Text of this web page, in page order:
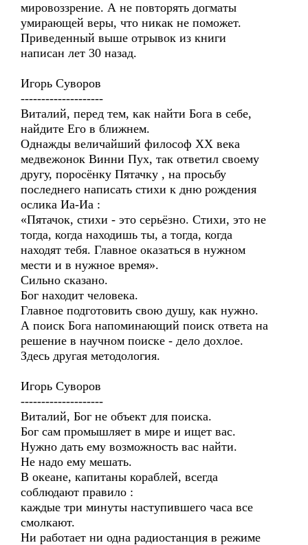
мировоззрение. А не повторять догматы
умирающей веры, что никак не поможет.
Приведенный выше отрывок из книги
написан лет 30 назад.
Игорь Суворов
--------------------
Виталий, перед тем, как найти Бога в себе,
найдите Его в ближнем.
Однажды величайший философ XX века
медвежонок Винни Пух, так ответил своему
другу, поросёнку Пятачку , на просьбу
последнего написать стихи к дню рождения
ослика Иа-Иа :
«Пятачок, стихи - это серьёзно. Стихи, это не
тогда, когда находишь ты, а тогда, когда
находят тебя. Главное оказаться в нужном
мести и в нужное время».
Сильно сказано.
Бог находит человека.
Главное подготовить свою душу, как нужно.
А поиск Бога напоминающий поиск ответа на
решение в научном поиске - дело дохлое.
Здесь другая методология.
Игорь Суворов
--------------------
Виталий, Бог не объект для поиска.
Бог сам промышляет в мире и ищет вас.
Нужно дать ему возможность вас найти.
Не надо ему мешать.
В океане, капитаны кораблей, всегда
соблюдают правило :
каждые три минуты наступившего часа все
смолкают.
Ни работает ни одна радиостанция в режиме